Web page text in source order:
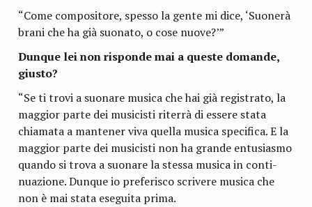
“Come com­po­si­tore, spesso la gente mi dice, ‘Suo­nerà
brani che ha già suo­nato, o cose nuove?’”
Dun­que lei non risponde mai a que­ste domande,
giusto?
“Se ti trovi a suo­nare musica che hai già regi­strato, la
mag­gior parte dei musi­ci­sti riterrà di essere stata
chia­mata a man­te­ner viva quella musica spe­ci­fica. E la
mag­gior parte dei musi­ci­sti non ha grande entu­sia­smo
quando si trova a suo­nare la stessa musica in con­ti­
nua­zione. Dun­que io pre­fe­ri­sco scri­vere musica che
non è mai stata ese­guita prima.